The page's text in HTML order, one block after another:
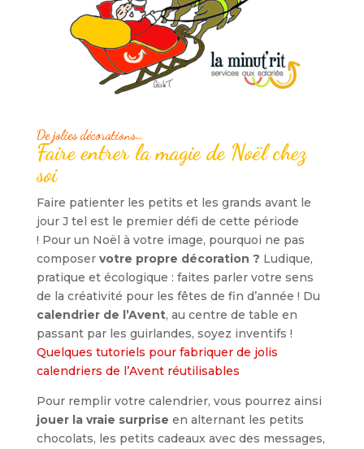
De jolies décorations…
Faire entrer la magie de Noël chez
soi
Faire patienter les petits et les grands avant le
jour J tel est le premier défi de cette période
! Pour un Noël à votre image, pourquoi ne pas
composervotre propre décoration ? Ludique,
pratique et écologique : faites parler votre sens
de la créativité pour les fêtes de fin d’année ! Du
calendrier de l’Avent, au centre de table en
passant par les guirlandes, soyez inventifs !
Quelques tutoriels pour fabriquer de jolis
calendriers de l’Avent réutilisables
Pour remplir votre calendrier, vous pourrez ainsi
jouer la vraie surprise en alternant les petits
chocolats, les petits cadeaux avec des messages,